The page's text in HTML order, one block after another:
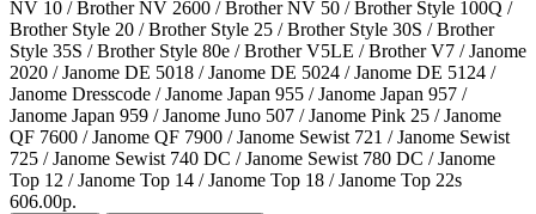
NV 10 / Brother NV 2600 / Brother NV 50 / Brother Style 100Q /
Brother Style 20 / Brother Style 25 / Brother Style 30S / Brother
Style 35S / Brother Style 80e / Brother V5LE / Brother V7 / Janome
2020 / Janome DE 5018 / Janome DE 5024 / Janome DE 5124 /
Janome Dresscode / Janome Japan 955 / Janome Japan 957 /
Janome Japan 959 / Janome Juno 507 / Janome Pink 25 / Janome
QF 7600 / Janome QF 7900 / Janome Sewist 721 / Janome Sewist
725 / Janome Sewist 740 DC / Janome Sewist 780 DC / Janome
Top 12 / Janome Top 14 / Janome Top 18 / Janome Top 22s
606.00р.